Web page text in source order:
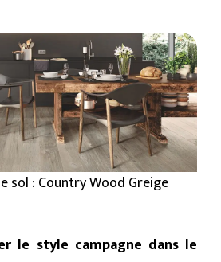
sol : Country Wood Greige
le style campagne dans le